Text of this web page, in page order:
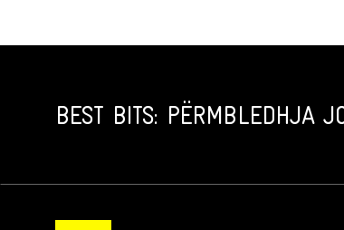
BEST BITS: PËRMBLEDHJA